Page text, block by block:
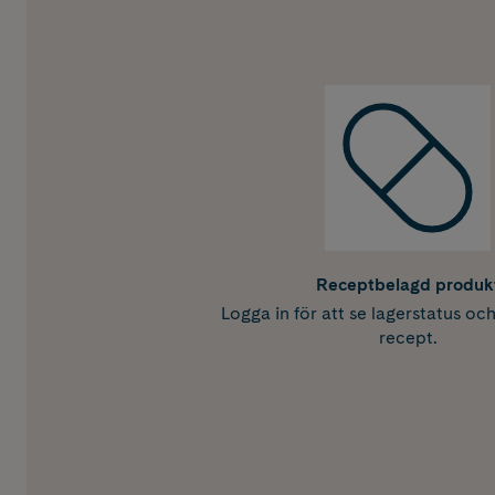
Receptbelagd
Logga in för att se lagerstatus
recept.